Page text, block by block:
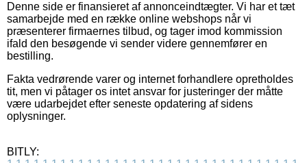
Denne side er finansieret af annonceindtægter. Vi har et tæt
samarbejde med en række online webshops når vi
præsenterer firmaernes tilbud, og tager imod kommission
ifald den besøgende vi sender videre gennemfører en
bestilling.
Fakta vedrørende varer og internet forhandlere opretholdes
tit, men vi påtager os intet ansvar for justeringer der måtte
være udarbejdet efter seneste opdatering af sidens
oplysninger.
BITLY: